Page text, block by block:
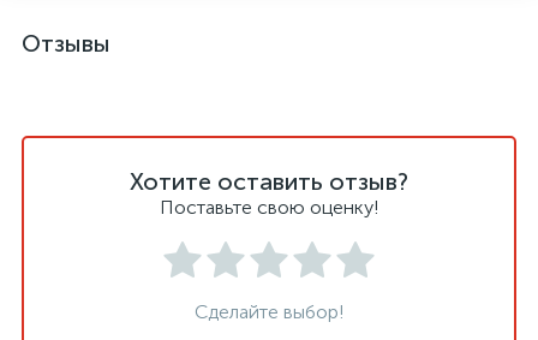
Отзывы
Хотите оставить отзыв?
Поставьте свою оценку!
Сделайте выбор!